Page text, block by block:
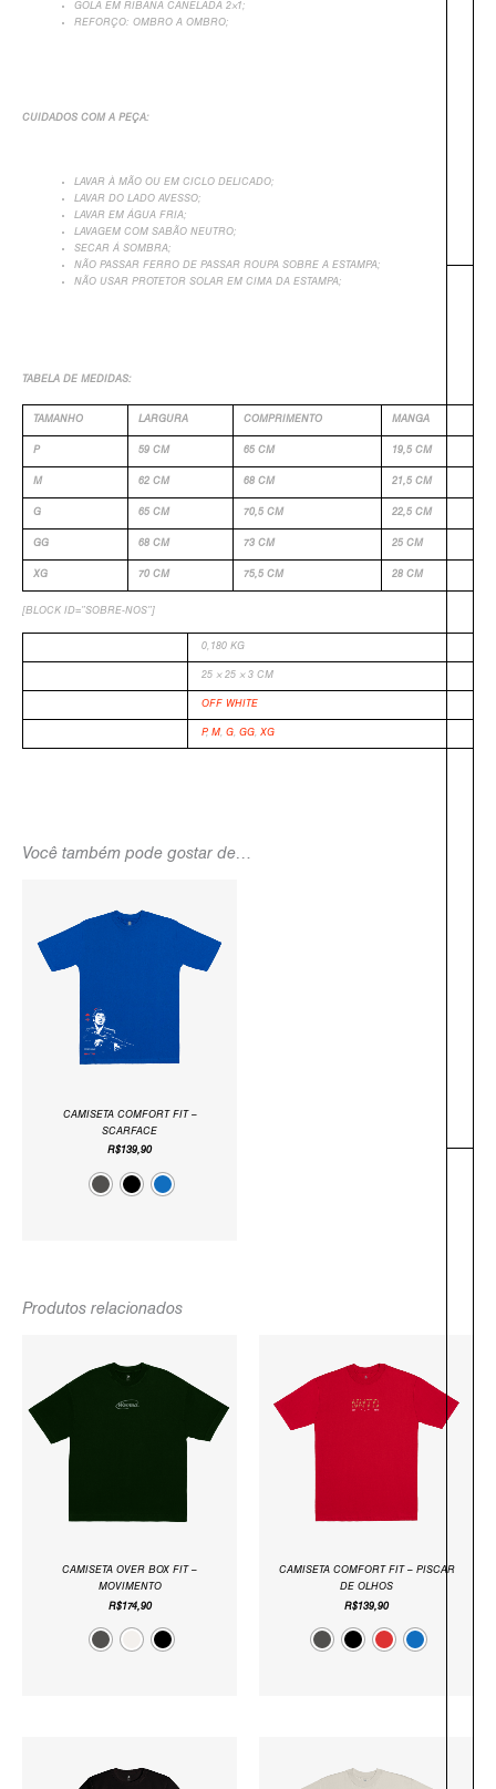
GOLA EM RIBANA CANELADA 2×1;
REFORÇO: OMBRO A OMBRO;
CUIDADOS COM A PEÇA:
LAVAR À MÃO OU EM CICLO DELICADO;
LAVAR DO LADO AVESSO;
LAVAR EM ÁGUA FRIA;
LAVAGEM COM SABÃO NEUTRO;
SECAR Á SOMBRA;
NÃO PASSAR FERRO DE PASSAR ROUPA SOBRE A ESTAMPA;
NÃO USAR PROTETOR SOLAR EM CIMA DA ESTAMPA;
TABELA DE MEDIDAS:
TAMANHO LARGURA COMPRIMENTO MANGA
P 59 CM 65 CM 19,5 CM
M 62 CM 68 CM 21,5 CM
G 65 CM 70,5 CM 22,5 CM
GG 68 CM 73 CM 25 CM
XG 70 CM 75,5 CM 28 CM
[BLOCK ID=”SOBRE-NOS”]
0,180 KG
25 × 25 × 3 CM
OFF WHITE
P,M,G,GG,XG
Você também pode gostar de…
CAMISETA COMFORT FIT –
SCARFACE
R$139,90
Produtos relacionados
CAMISETA OVER BOX FIT –
MOVIMENTO
R$174,90
CAMISETA COMFORT FIT – PISCAR
DE OLHOS
R$139,90